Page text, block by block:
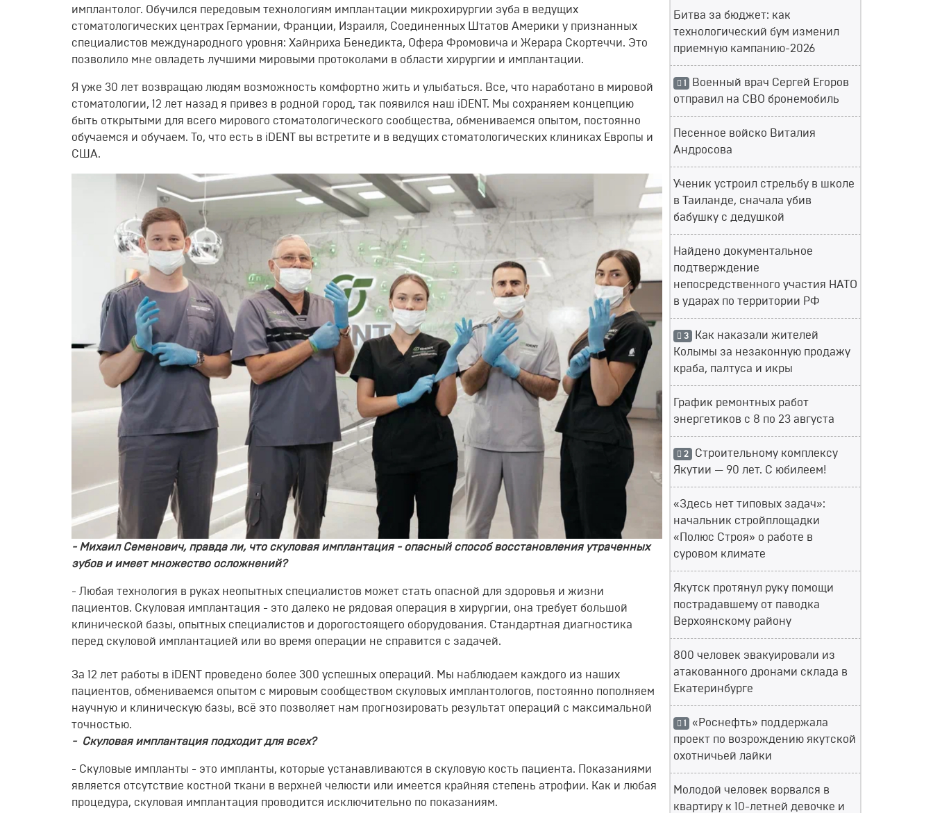
имплантолог. Обучился передовым технологиям имплантации микрохирургии зуба в ведущих
стоматологических центрах Германии, Франции, Израиля, Соединенных Штатов Америки у признанных
специалистов международного уровня: Хайнриха Бенедикта, Офера Фромовича и Жерара Скортеччи. Это
позволило мне овладеть лучшими мировыми протоколами в области хирургии и имплантации.
Я уже 30 лет возвращаю людям возможность комфортно жить и улыбаться. Все, что наработано в мировой
стоматологии, 12 лет назад я привез в родной город, так появился наш iDENT . Мы сохраняем концепцию
быть открытыми для всего мирового стоматологического сообщества, обмениваемся опытом, постоянно
обучаемся и обучаем. То, что есть в iDENT
вы встретите и в ведущих стоматологических клиниках Европы и
США.
- Михаил Семенович, правда ли, что скуловая имплантация - опасный способ восстановления утраченных
зубов и имеет множество осложнений?
- Любая технология в руках неопытных специалистов может стать опасной для здоровья и жизни
пациентов. Скуловая имплантация - это далеко не рядовая операция в хирургии, она требует большой
клинической базы, опытных специалистов и дорогостоящего оборудования. Стандартная диагностика
перед скуловой имплантацией или во время операции не справится с задачей.
За 12 лет работы в iDENT проведено более 300 успешных операций. Мы наблюдаем каждого из наших
пациентов, обмениваемся опытом с мировым сообществом скуловых имплантологов, постоянно пополняем
научную и клиническую базы, всё это позволяет нам прогнозировать результат операций с максимальной
точностью.
- Скуловаяимплантация подходитдлявсех?
- Скуловые импланты - это импланты, которые устанавливаются в скуловую кость пациента. Показаниями
является отсутствие костной ткани в верхней челюсти или имеется крайняя степень атрофии. Как и любая
процедура, скуловая имплантация проводится исключительно по показаниям.
Битва за бюджет: как
технологический бум изменил
приемную кампанию-2026
1 Военный врач Сергей Егоров
отправил на СВО бронемобиль
Песенное войско Виталия
Андросова
Ученик устроил стрельбу в школе
в Таиланде, сначала убив
бабушку с дедушкой
Найдено документальное
подтверждение
непосредственного участия НАТО
в ударах по территории РФ
3 Как наказали жителей
Колымы за незаконную продажу
краба, палтуса и икры
График ремонтных работ
энергетиков с 8 по 23 августа
2 Строительному комплексу
Якутии — 90 лет. С юбилеем!
«Здесь нет типовых задач»:
начальник стройплощадки
«Полюс Строя» о работе в
суровом климате
Якутск протянул руку помощи
пострадавшему от паводка
Верхоянскому району
800 человек эвакуировали из
атакованного дронами склада в
Екатеринбурге
1 «Роснефть» поддержала
проект по возрождению якутской
охотничьей лайки
Молодой человек ворвался в
квартиру к 10-летней девочке и